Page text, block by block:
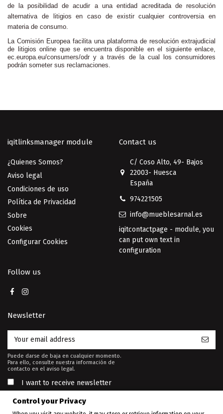
de la posibilidad de acudir a una entidad acreditada de resolución
alternativa de litigios en caso de existir cualquier controversia en
materia de consumo.
La Comisión Europea facilita una plataforma de resolución extrajudicial
de litigios online que se encuentra disponible en el siguiente enlace,
ec.europa.eu/consumers/odr y a través de la cual los consumidores
podrán someter sus reclamaciones.
iqitlinksmanager module
¿Quienes Somos?
Aviso legal
Condiciones de uso
Política de Privacidad
Sobre
Cookies
Configurar Cookies
Contact us
C/ Coso Alto, 49- Bajos
22003- Huesca
España
974221505
info@mueblesarnal.es
iqitcontactpage - module, you
can put own text in
configuration
Follow us
Newsletter
Puede darse de baja en cualquier momento.
Para ello, consulte nuestra información de
contacto en el aviso legal.
I want to receive newsletter
Control your Privacy